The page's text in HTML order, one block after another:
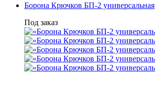
Борона Крючков БП-2 универсальная
Под заказ